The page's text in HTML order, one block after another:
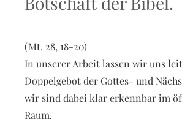
(Mt. 28, 18-20)
In unserer Arbeit lassen wir uns
Doppelgebot der Gottes- und
wir sind dabei klar erkennbar im
Raum.